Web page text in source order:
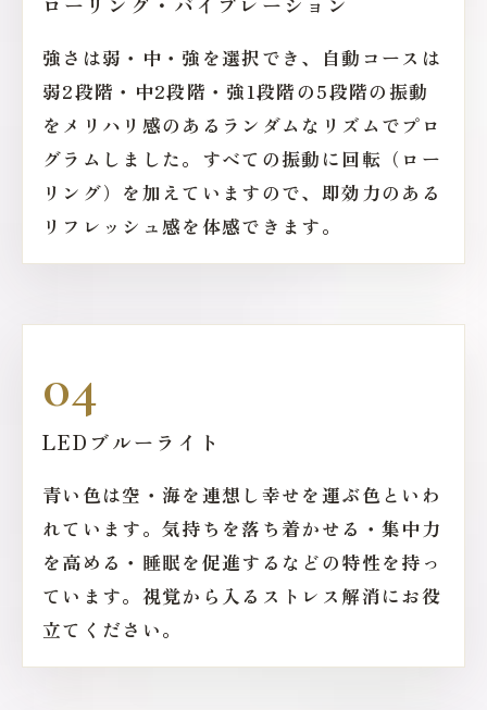
強さは弱・中・強を選択でき、自動コースは
弱2段階・中2段階・強1段階の5段階の振動
をメリハリ感のあるランダムなリズムでプロ
グラムしました。すべての振動に回転（ロー
リング）を加えていますので、即効力のある
リフレッシュ感を体感できます。
04
LEDブルーライト
青い色は空・海を連想し幸せを運ぶ色といわ
れています。気持ちを落ち着かせる・集中力
を高める・睡眠を促進するなどの特性を持っ
ています。視覚から入るストレス解消にお役
立てください。